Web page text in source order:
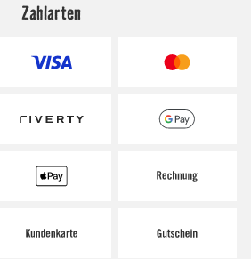
Zahlarten